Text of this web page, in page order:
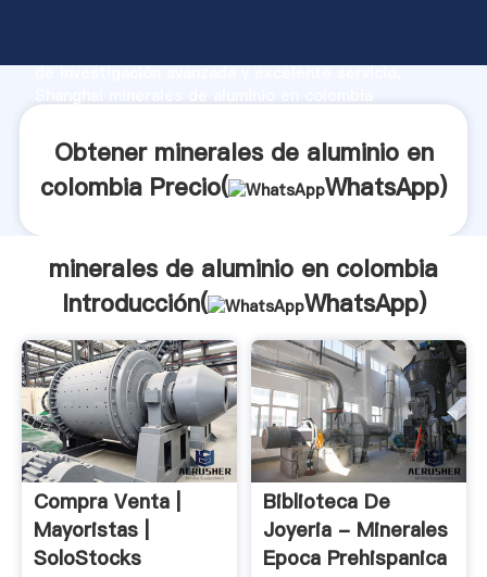
de investigación avanzada y excelente servicio,
clientes.
Obtener minerales de aluminio en
colombia Precio(
WhatsApp)
minerales de aluminio en colombia
Introducción(
WhatsApp)
Compra Venta |
Mayoristas |
SoloStocks
Biblioteca De
Joyeria - Minerales
Epoca Prehispanica